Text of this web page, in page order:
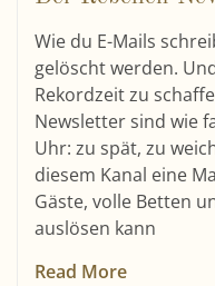
Wie du E-Mails
gelöscht werden.
Rekordzeit zu
Newsletter sind wie
Uhr: zu spät, zu
diesem Kanal eine
Gäste, volle Betten
auslösen kann
Read More